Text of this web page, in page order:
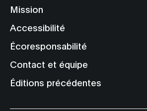
Mission
Accessibilité
Écoresponsabilité
Contact et équipe
Éditions précédentes